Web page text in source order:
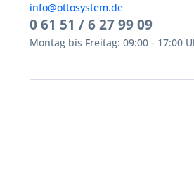
info@ottosystem.de
0 61 51 / 6 27 99 09
Montag bis Freitag: 09:00 - 17:00